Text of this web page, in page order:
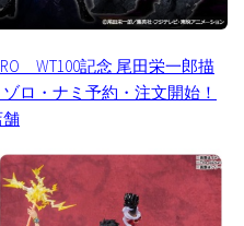
WT100記念 尾田栄一郎描
ロ・ナミ予約・注文開始！
舗